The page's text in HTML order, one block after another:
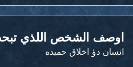
اوصف الشخص اللذي
انسان دؤ اخلاق حميده